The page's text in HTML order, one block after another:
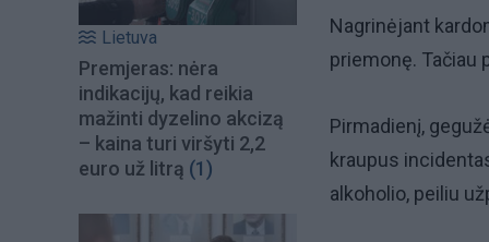
Lietuva
Premjeras: nėra
indikacijų, kad reikia
mažinti dyzelino akcizą
– kaina turi viršyti 2,2
euro už litrą (1)
Nagrinėjant
priemonę. Tačiau
Pirmadienį,
kraupus
alkoholio, peiliu